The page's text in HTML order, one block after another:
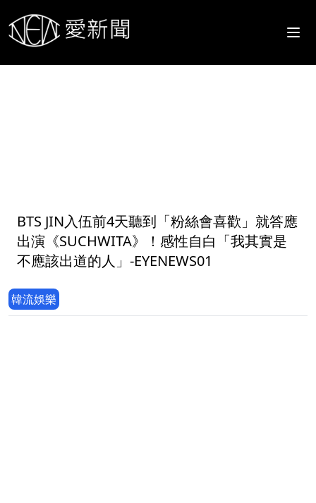
BTS JIN入伍前4天聽到「粉絲會喜歡」就答應
出演《SUCHWITA》！感性自白「我其實是
不應該出道的人」-EYENEWS01
韓流娛樂